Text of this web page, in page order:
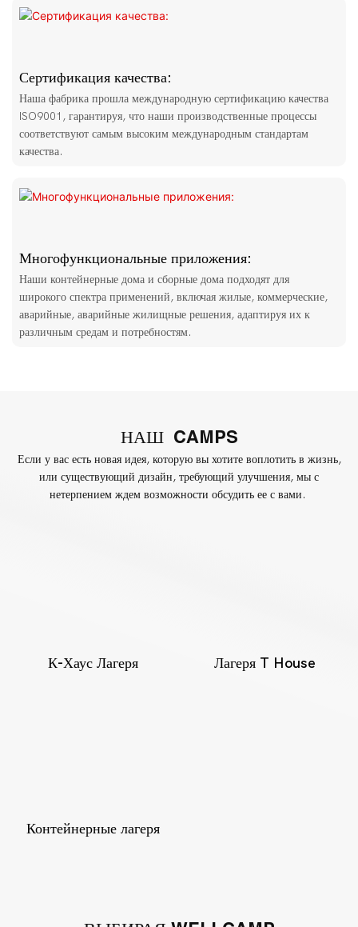
Сертификация качества:
Наша фабрика прошла международную сертификацию качества
ISO9001, гарантируя, что наши производственные процессы
соответствуют самым высоким международным стандартам
качества.
Многофункциональные приложения:
Наши контейнерные дома и сборные дома подходят для
широкого спектра применений, включая жилые, коммерческие,
аварийные, аварийные жилищные решения, адаптируя их к
различным средам и потребностям.
НАШ CAMPS
Если у вас есть новая идея, которую вы хотите воплотить в жизнь,
или существующий дизайн, требующий улучшения, мы с
нетерпением ждем возможности обсудить ее с вами.
К-Хаус Лагеря Лагеря T House
Контейнерные лагеря